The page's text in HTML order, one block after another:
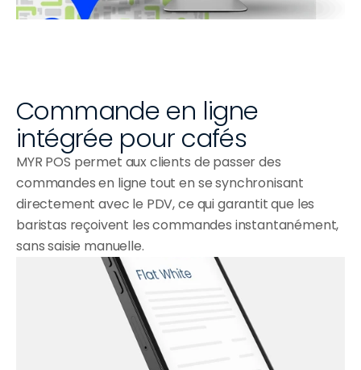
Commande en ligne
intégrée pour cafés
MYR POS permet aux clients de passer des
commandes en ligne tout en se synchronisant
directement avec le PDV, ce qui garantit que les
baristas reçoivent les commandes instantanément,
sans saisie manuelle.